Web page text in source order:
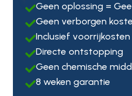
Geen oplossing =
Geen verborgen
Inclusief voorrijkosten
Directe ontstopping
Geen chemische
8 weken garantie